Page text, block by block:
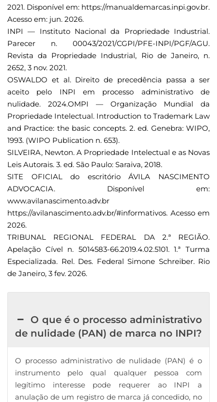
2021. Disponível em: https://manualdemarcas.inpi.gov.br.
Acesso em: jun. 2026.
INPI — Instituto Nacional da Propriedade Industrial.
Parecer n. 00043/2021/CGPI/PFE-INPI/PGF/AGU.
Revista da Propriedade Industrial, Rio de Janeiro, n.
2652, 3 nov. 2021.
OSWALDO et al. Direito de precedência passa a ser
aceito pelo INPI em processo administrativo de
nulidade. 2024.OMPI — Organização Mundial da
Propriedade Intelectual. Introduction to Trademark Law
and Practice: the basic concepts. 2. ed. Genebra: WIPO,
1993. (WIPO Publication n. 653).
SILVEIRA, Newton. A Propriedade Intelectual e as Novas
Leis Autorais. 3. ed. São Paulo: Saraiva, 2018.
SITE OFICIAL do escritório ÁVILA NASCIMENTO
ADVOCACIA. Disponível em:
www.avilanascimento.adv.br
https://avilanascimento.adv.br/#informativos. Acesso em
2026.
TRIBUNAL REGIONAL FEDERAL DA 2.ª REGIÃO.
Apelação Cível n. 5014583-66.2019.4.02.5101. 1.ª Turma
Especializada. Rel. Des. Federal Simone Schreiber. Rio
de Janeiro, 3 fev. 2026.
O que é o processo administrativo
de nulidade (PAN) de marca no INPI?
O processo administrativo de nulidade (PAN) é o
instrumento pelo qual qualquer pessoa com
legítimo interesse pode requerer ao INPI a
anulação de um registro de marca já concedido, no